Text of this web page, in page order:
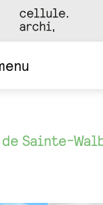
Sainte-